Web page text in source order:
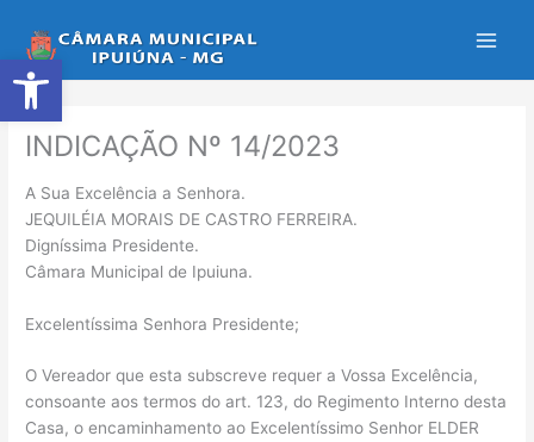
Abrir a barra de ferramentas
para
o
conteúdo
INDICAÇÃO Nº 14/2023
A Sua Excelência a Senhora.
JEQUILÉIA MORAIS DE CASTRO FERREIRA.
Digníssima Presidente.
Câmara Municipal de Ipuiuna.
Excelentíssima Senhora Presidente;
O Vereador que esta subscreve requer a Vossa Excelência,
consoante aos termos do art. 123, do Regimento Interno desta
Casa, o encaminhamento ao Excelentíssimo Senhor ELDER